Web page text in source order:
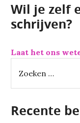
Wil je zelf
schrijven?
Laat het ons
e
e
Recente